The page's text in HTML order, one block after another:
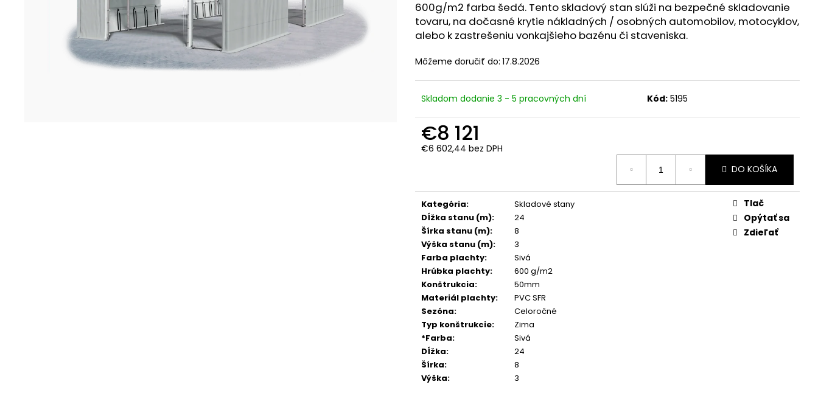
600g/m2 farba šedá. Tento skladový stan slúži na bezpečné skladovanie
tovaru, na dočasné krytie nákladných / osobných automobilov, motocyklov,
alebo k zastrešeniu vonkajšieho bazénu či staveniska.
Môžeme doručiť do: 17.8.2026
Skladom dodanie 3 - 5 pracovných dní Kód: 5195
€8 121
€6 602,44 bez DPH
DO KOŠÍKA
Kategória:
Skladové stany
Dĺžka stanu (m):
24
Šírka stanu (m):
8
Výška stanu (m):
3
Farba plachty:
Sivá
Hrúbka plachty:
600 g/m2
Konštrukcia:
50mm
Materiál plachty:
PVC SFR
Sezóna:
Celoročné
Typ konštrukcie:
Zima
*Farba:
Sivá
Dĺžka:
24
Šírka:
8
Výška: 3
Tlač
Opýtať sa
Zdieľať